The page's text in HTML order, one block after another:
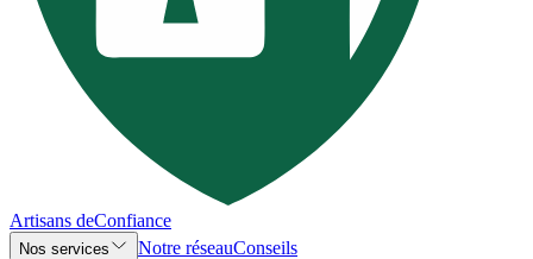
Artisans deConfiance
Nos services Notre réseauConseils